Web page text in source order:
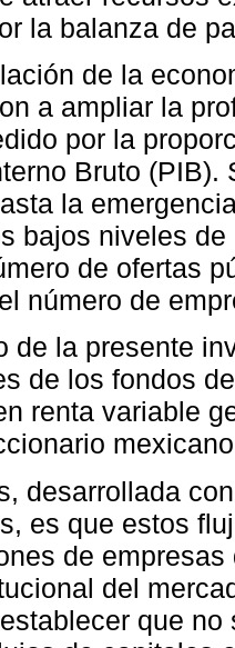
la balanza de
de la
a ampliar la
por la
Bruto
la
bajos niveles
de ofertas
número de
de la presente
de los fondos
renta variable
desarrollada
es que estos
de
del
que